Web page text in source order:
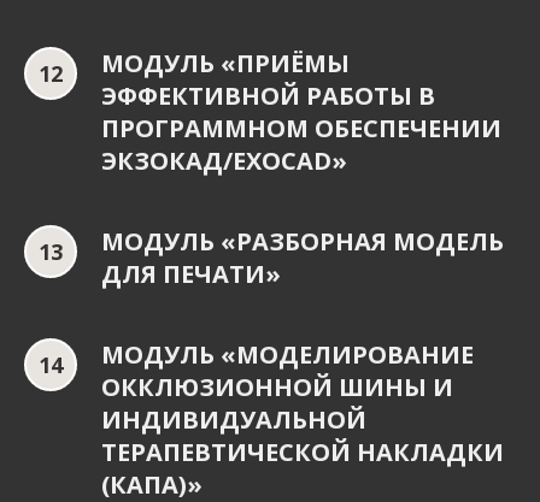
МОДУЛЬ «ПРИЁМЫ
ЭФФЕКТИВНОЙ РАБОТЫ В
ПРОГРАММНОМ ОБЕСПЕЧЕНИИ
ЭКЗОКАД/EXOCAD»
МОДУЛЬ «РАЗБОРНАЯ МОДЕЛЬ
ДЛЯ ПЕЧАТИ»
МОДУЛЬ «МОДЕЛИРОВАНИЕ
ОККЛЮЗИОННОЙ ШИНЫ И
ИНДИВИДУАЛЬНОЙ
ТЕРАПЕВТИЧЕСКОЙ НАКЛАДКИ
(КАПА)»